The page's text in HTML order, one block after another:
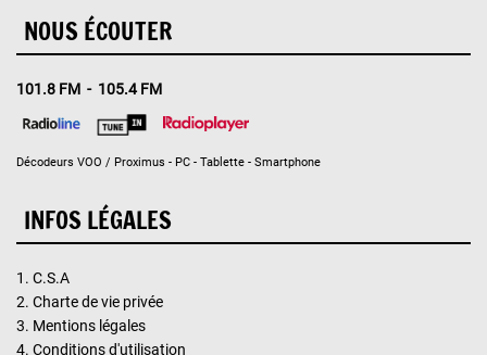
NOUS ÉCOUTER
101.8 FM - 105.4 FM
Décodeurs VOO / Proximus - PC - Tablette - Smartphone
INFOS LÉGALES
1. C.S.A
2. Charte de vie privée
3. Mentions légales
4. Conditions d'utilisation